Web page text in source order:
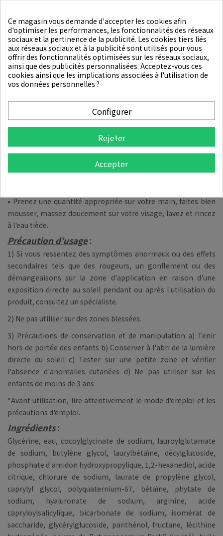
céramide NP pour renforcer la barrière cutanée naturelle,
scellant l'hydratation et protégeant des agressions
extérieures tout en prévenant le dessèchement et les
irritations.
•Exfoliation douce: Contient du LHA (acide capryloyl
salicylique) et du bicarbonate de sodium pour une exfoliation
irriter ni dessécher la peau.
•Formule crème-mousse non décapante: Se transforme en
mousse onctueuse et soyeuse qui nettoie en profondeur sans
laisser la peau de tiraillement ni desséche. Sans alcools
desséchants, parabènes ni sulfates pour un usage quotidien
en douceur.
• Prenez une quantité appropriée sur votre main, faites bien
mousser, massez doucement sur votre visage, lavez et rincez
à l'eau tiède.
Précaution d’usage:
1) Si vous ressentez des symptômes anormaux ou des effets
secondaires tels que des rougeurs, un gonflement ou des
démangeaisons sur la zone d'application en raison d'une
exposition directe au soleil pendant ou après l'utilisation du
produit, consultez un spécialiste.
2) Ne pas utiliser sur des zones blessées.
3) Précautions de conservation et de manipulation a) Tenir
hors de portée des enfants b) Conserver à l'abri de la lumière
directe du soleil c) Tester sur une petite zone et vérifier
l'absence d'anomalies cutanées d) Ne pas utiliser sur les
enfants de moins de 3 ans
*Avant utilisation, lire attentivement le mode d'emploi et les
précautions d'emploi.
Ingrédients:
Glycérine, eau, cocoylglycinate de sodium, lauroylglutamate
de sodium, butylène glycol, laurylbétaïne, décylglucoside,
phosphate d'amidon hydroxypropylique, 1,2-hexanediol, acide
citrique, chlorure de sodium, laurate de propylène glycol,
caprylyl glycol, polyquaternium-67, bétaïne, phytate de
sodium, hyaluronate de sodium, arginine, acide
capryloylsalicylique, bicarbonate de sodium, isomérat de
saccharide, glycérylglucoside, panthénol, fructane, lécithine
Ce magasin vous demande d'accepter les cookies afin
d'optimiser les performances, les fonctionnalités des réseaux
sociaux et la pertinence de la publicité. Les cookies tiers liés
aux réseaux sociaux et à la publicité sont utilisés pour vous
offrir des fonctionnalités optimisées sur les réseaux sociaux,
ainsi que des publicités personnalisées. Acceptez-vous ces
cookies ainsi que les implications associées à l'utilisation de
vos données personnelles ?
Configurer
Rejeter
Accepter